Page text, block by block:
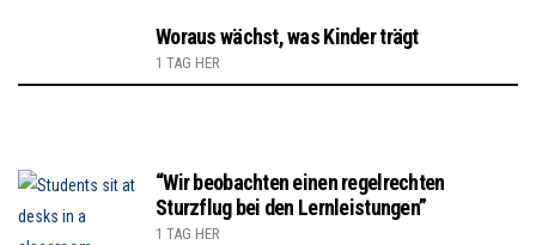
Woraus wächst, was Kinder trägt
1 TAG HER
“Wir beobachten einen regelrechten
Sturzflug bei den Lernleistungen”
1 TAG HER